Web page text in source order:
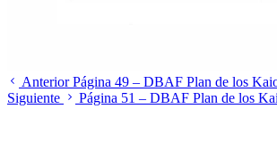
AnteriorPágina 49 – DBAF Plan de los
Siguiente
Página 51 – DBAF Plan de los